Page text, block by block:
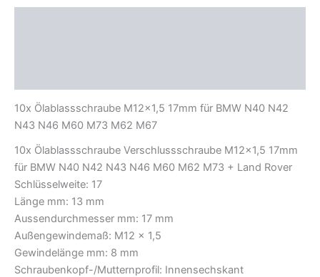
10x Ölablassschraube M12x1,5 17mm für BMW N40 N42
N43 N46 M60 M73 M62 M67
10x Ölablassschraube Verschlussschraube M12x1,5 17mm
für BMW N40 N42 N43 N46 M60 M62 M73 + Land Rover
Schlüsselweite: 17
Länge mm: 13 mm
Aussendurchmesser mm: 17 mm
Außengewindemaß: M12 x 1,5
Gewindelänge mm: 8 mm
Schraubenkopf-/Mutternprofil: Innensechskant